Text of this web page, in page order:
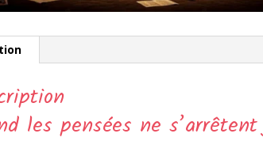
les pensées ne